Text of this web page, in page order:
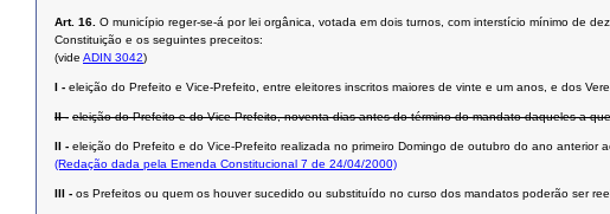
Art. 16. O município reger-se-á por lei orgânica, votada em dois turnos, com interstício mínimo de
Constituição e os seguintes preceitos:
(vide ADIN 3042)
I - eleição do Prefeito e Vice-Prefeito, entre eleitores inscritos maiores de vinte e um anos, e dos
II - eleição do Prefeito e do Vice-Prefeito, noventa dias antes do término do mandato daqueles a
II - eleição do Prefeito e do Vice-Prefeito realizada no primeiro Domingo de outubro do ano
(Redação dada pela Emenda Constitucional 7 de 24/04/2000)
III - os Prefeitos ou quem os houver sucedido ou substituído no curso dos mandatos poderão ser